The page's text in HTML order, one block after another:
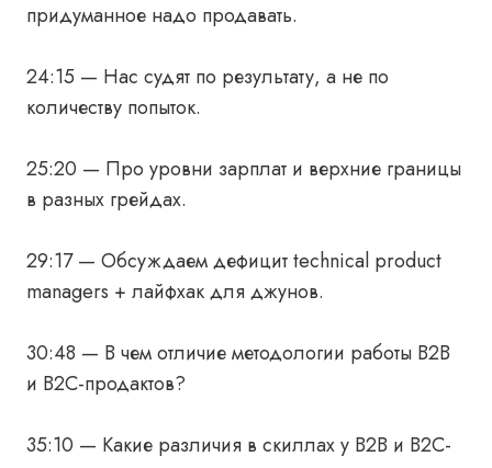
придуманное надо продавать.
24:15 — Нас судят по результату, а не по
количеству попыток.
25:20 — Про уровни зарплат и верхние границы
в разных грейдах.
29:17 — Обсуждаем дефицит technical product
managers + лайфхак для джунов.
30:48 — В чем отличие методологии работы B2B
и B2C-продактов?
35:10 — Какие различия в скиллах у B2B и B2C-